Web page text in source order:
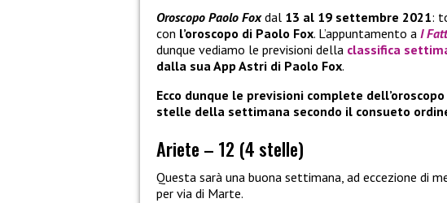
Oroscopo Paolo Foxdal 13 al 19 settembre 2021:
con l’oroscopo di Paolo Fox. L’appuntamento a I
dunque vediamo le previsioni della classifica
dalla sua App Astri di Paolo Fox.
Ecco dunque le previsioni complete
stelle della settimana secondo il consueto
Ariete – 12 (4 stelle)
Questa sarà una buona settimana, ad eccezione di
per via di Marte.